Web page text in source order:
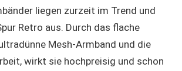
liegen zurzeit im Trend und
Retro aus. Durch das flache
Mesh-Armband und die
wirkt sie hochpreisig und schon